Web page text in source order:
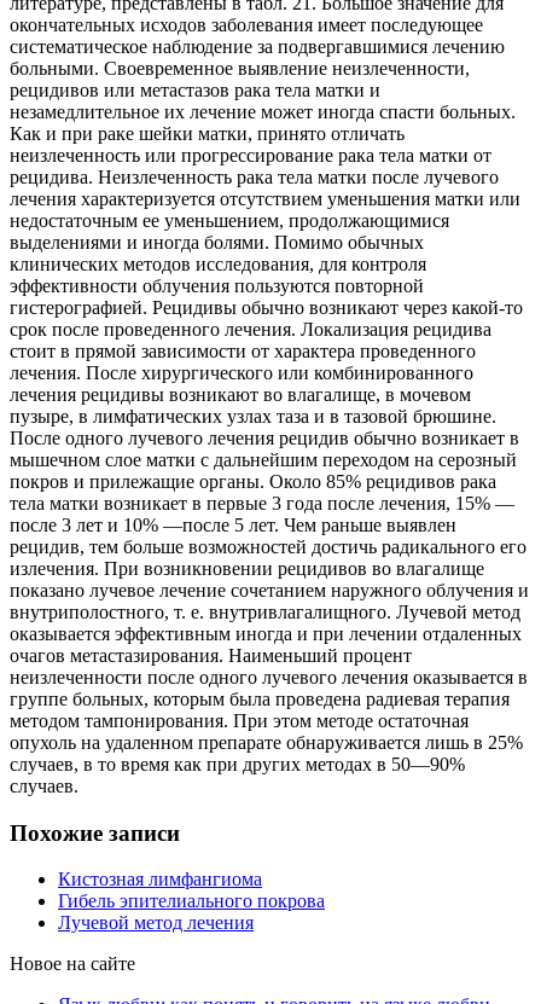
окончательных исходов заболевания имеет последующее
систематическое наблюдение за подвергавшимися лечению
больными. Своевременное выявление неизлеченности,
рецидивов или метастазов рака тела матки и
незамедлительное их лечение может иногда спасти больных.
Как и при раке шейки матки, принято отличать
неизлеченность или прогрессирование рака тела матки от
рецидива. Неизлеченность рака тела матки после лучевого
лечения характеризуется отсутствием уменьшения матки или
недостаточным ее уменьшением, продолжающимися
выделениями и иногда болями. Помимо обычных
клинических методов исследования, для контроля
эффективности облучения пользуются повторной
гистерографией. Рецидивы обычно возникают через какой-то
срок после проведенного лечения. Локализация рецидива
стоит в прямой зависимости от характера проведенного
лечения. После хирургического или комбинированного
лечения рецидивы возникают во влагалище, в мочевом
пузыре, в лимфатических узлах таза и в тазовой брюшине.
После одного лучевого лечения рецидив обычно возникает в
мышечном слое матки с дальнейшим переходом на серозный
покров и прилежащие органы. Около 85% рецидивов рака
тела матки возникает в первые 3 года после лечения, 15% —
после 3 лет и 10% —после 5 лет. Чем раньше выявлен
рецидив, тем больше возможностей достичь радикального его
излечения. При возникновении рецидивов во влагалище
показано лучевое лечение сочетанием наружного облучения и
внутриполостного, т. е. внутривлагалищного. Лучевой метод
оказывается эффективным иногда и при лечении отдаленных
очагов метастазирования. Наименьший процент
неизлеченности после одного лучевого лечения оказывается в
группе больных, которым была проведена радиевая терапия
методом тампонирования. При этом методе остаточная
опухоль на удаленном препарате обнаруживается лишь в 25%
случаев, в то время как при других методах в 50—90%
случаев.
Похожие записи
Кистозная лимфангиома
Гибель эпителиального покрова
Лучевой метод лечения
Новое на сайте